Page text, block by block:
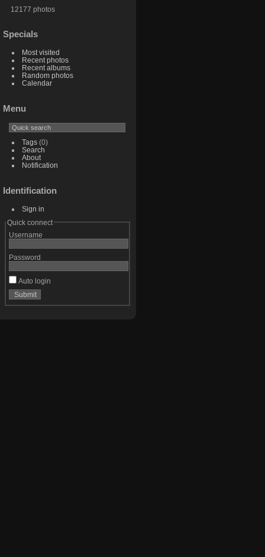
12177 photos
Specials
Most visited
Recent photos
Recent albums
Random photos
Calendar
Menu
Tags(0)
Search
About
Notification
Identification
Sign in
Quick connect
Username
Password
Auto login